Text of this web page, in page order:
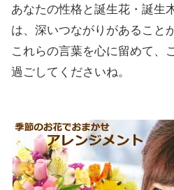
あなたの性格と誕生花・誕生
は、深いつながりがあること
これらの言葉を心に留めて、
過ごしてくださいね。